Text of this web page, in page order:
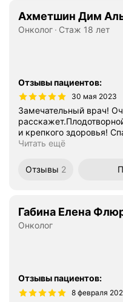
Ахметшин Дим
Онколог Стаж 18 лет
Отзывы пациентов:
30 мая 2023
Замечательный врач!
и крепкого здоровья!
Читать ещё
Отзывы 2
Габина Елена
Онколог
Отзывы пациентов:
8 февраля